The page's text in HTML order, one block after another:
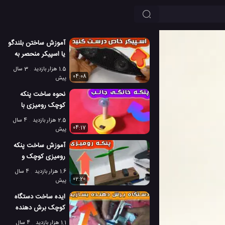
آموزش ساختن بلندگو
یا اسپیکر منحصر به
فرد در خانه
1.5 هزار بازدید
3 سال
پیش
04:08
نحوه ساخت پنکه
کوچک رومیزی با
موتور دی سی
2.5 هزار بازدید
4 سال
پیش
04:17
آموزش ساخت پنکه
رومیزی کوچک و
جالب در منزل
1.6 هزار بازدید
4 سال
پیش
02:20
ایده ساخت دستگاه
کوچک برش دهنده
کاغذ در خانه
1.1 هزار بازدید
4 سال